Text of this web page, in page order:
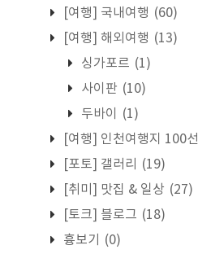
[여행] 국내여행 (60)
[여행] 해외여행 (13)
싱가포르 (1)
사이판 (10)
두바이
(1)
[여행] 인천여행지 100선
[포토] 갤러리
(19)
[취미] 맛집 & 일상 (27)
[토크] 블로그 (18)
흉보기
(0)